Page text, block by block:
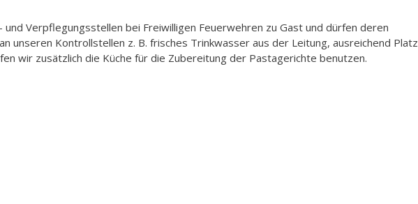
Verpflegungsstellen bei Freiwilligen Feuerwehren zu Gast und dürfen deren
unseren Kontrollstellen z. B. frisches Trinkwasser aus der Leitung, ausreichend Platz
wir zusätzlich die Küche für die Zubereitung der Pastagerichte benutzen.